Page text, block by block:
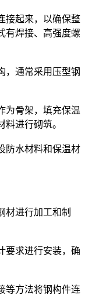
接起来，以确保整
有焊接、高强度螺
，通常采用压型钢
为骨架，填充保温
进行砌筑。
防水材料和保温材
材进行加工和制
要求进行安装，确
等方法将钢构件连